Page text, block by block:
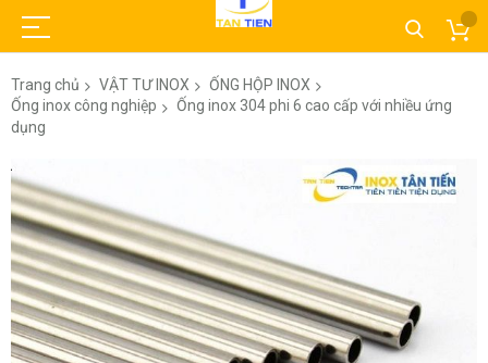
Trang chủ VẬT TƯ INOX
ỐNG HỘP INOX
Ống inox công nghiệp
Ống inox 304 phi 6 cao cấp với nhiều ứng
dụng
Chuyển
đến
phần
đầu
của
thư
viện
hình
ảnh